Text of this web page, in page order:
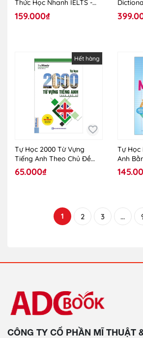
Thức Học Nhanh IELTS -
Writing Task 2
159.000₫
Hết hàng
Tự Học 2000 Từ Vựng
Tiếng Anh Theo Chủ Đề
(Khổ Nhỏ)
65.000₫
Tự Học
Anh
1
1 2 3 ...
CÔNG TY CỔ PHẦN MĨ THUẬT